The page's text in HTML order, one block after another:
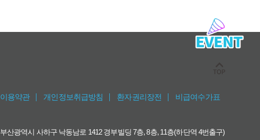
이용약관 개인정보취급방침 환자권리장전 비급여수가표
부산광역시 사하구 낙동남로 1412 경부빌딩 7층, 8층, 11층(하단역 4번출구)